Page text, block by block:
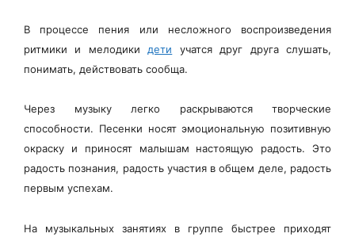
В процессе пения или несложного воспроизведения
ритмики и мелодики дети учатся друг друга слушать,
понимать, действовать сообща.
Через музыку легко раскрываются творческие
способности. Песенки носят эмоциональную позитивную
окраску и приносят малышам настоящую радость. Это
радость познания, радость участия в общем деле, радость
первым успехам.
На музыкальных занятиях в группе быстрее приходят